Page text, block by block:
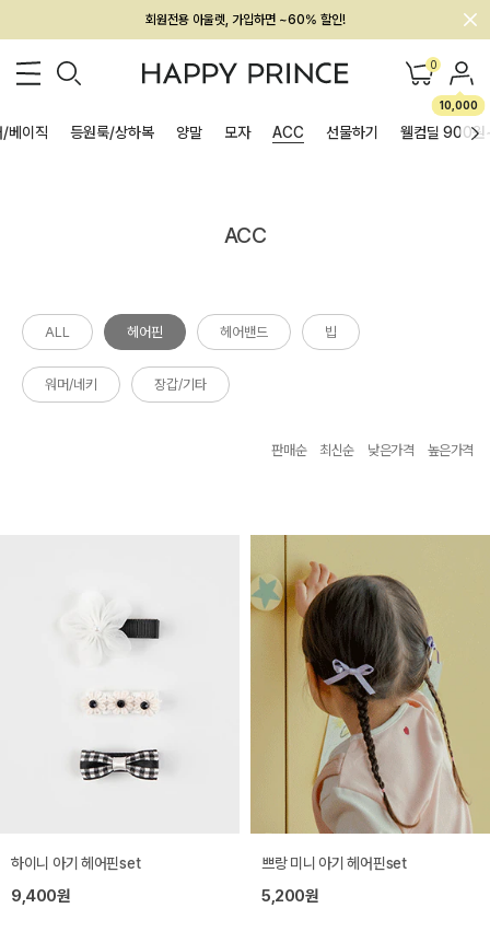
회원전용 아울렛, 가입하면 ~60% 할인!
멤버십 최대 28,000원 혜택 0
10,000
/베이직 등원룩/상하복 양말 모자 ACC 선물하기 웰컴딜 900원
ACC
ALL 헤어핀 헤어밴드 빕
워머/네키 장갑/기타
판매순 최신순 낮은가격 높은가격
하이니 아기 헤어핀set
9,400원
쁘랑 미니 아기 헤어핀set
5,200원